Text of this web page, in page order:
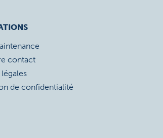
contact
de confidentialité